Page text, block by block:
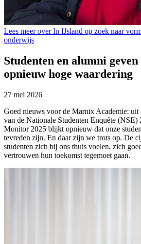
Lees meer over In IJsland op zoek naar
onderwijs
Studenten en alumni
opnieuw hoge waardering
27 mei 2026
Goed nieuws voor de Marnix Academie: uit
van de Nationale Studenten Enquête
Monitor 2025 blijkt opnieuw dat onze
tevreden zijn. En daar zijn we trots op. De
studenten zich bij ons thuis voelen, zich
vertrouwen hun toekomst tegemoet gaan.